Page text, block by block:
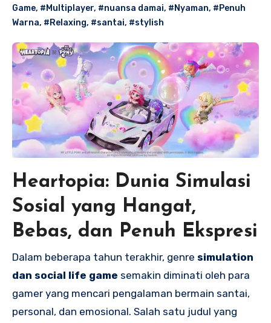
Game, #Multiplayer, #nuansa damai, #Nyaman, #Penuh
Warna, #Relaxing, #santai, #stylish
Heartopia: Dunia Simulasi
Sosial yang Hangat,
Bebas, dan Penuh Ekspresi
Dalam beberapa tahun terakhir, genre simulation
dan social life game semakin diminati oleh para
gamer yang mencari pengalaman bermain santai,
personal, dan emosional. Salah satu judul yang